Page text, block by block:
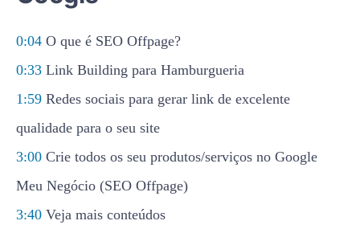
0:04 O que é SEO Offpage?
0:33 Link Building para Hamburgueria
1:59 Redes sociais para gerar link de excelente
qualidade para o seu site
3:00 Crie todos os seu produtos/serviços no Google
Meu Negócio (SEO Offpage)
3:40 Veja mais conteúdos